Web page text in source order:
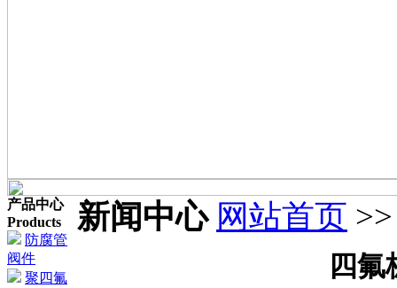
产品中心
Products
防腐管
阀件
聚四氟
新闻中心 网站首页
四